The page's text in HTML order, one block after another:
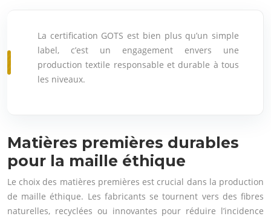
La certification GOTS est bien plus qu’un simple
label, c’est un engagement envers une
production textile responsable et durable à tous
les niveaux.
Matières premières durables
pour la maille éthique
Le choix des matières premières est crucial dans la production
de maille éthique. Les fabricants se tournent vers des fibres
naturelles, recyclées ou innovantes pour réduire l’incidence